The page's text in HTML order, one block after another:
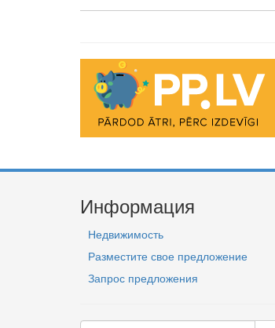
Информация
Недвижимость
Разместите свое предложение
Запрос предложения